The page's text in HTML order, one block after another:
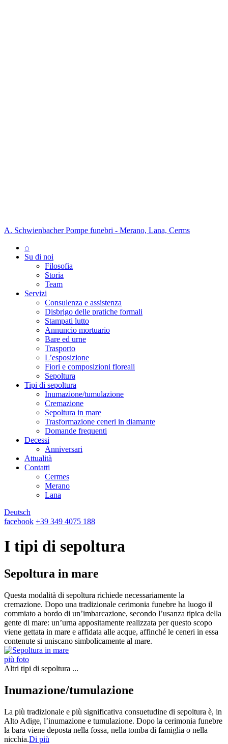
A. Schwienbacher Pompe funebri - Merano, Lana, Cerms
⌂
Su di noi
Filosofia
Storia
Team
Servizi
Consulenza e assistenza
Disbrigo delle pratiche formali
Stampati lutto
Annuncio mortuario
Bare ed urne
Trasporto
L’esposizione
Fiori e composizioni floreali
Sepoltura
Tipi di sepoltura
Inumazione/tumulazione
Cremazione
Sepoltura in mare
Trasformazione ceneri in diamante
Domande frequenti
Decessi
Anniversari
Attualità
Contatti
Cermes
Merano
Lana
Deutsch
facebook +39 349 4075 188
I tipi di sepoltura
Sepoltura in mare
Questa modalità di sepoltura richiede necessariamente la
cremazione. Dopo una tradizionale cerimonia funebre ha luogo il
commiato a bordo di un’imbarcazione, secondo l’usanza tipica della
gente di mare: un’urna appositamente realizzata per questo scopo
viene gettata in mare e affidata alle acque, affinché le ceneri in essa
contenute si uniscano simbolicamente al mare.
più foto
Altri tipi di sepoltura ...
Inumazione/tumulazione
La più tradizionale e più significativa consuetudine di sepoltura è, in
Alto Adige, l’inumazione e tumulazione. Dopo la cerimonia funebre
la bara viene deposta nella fossa, nella tomba di famiglia o nella
nicchia.Di più